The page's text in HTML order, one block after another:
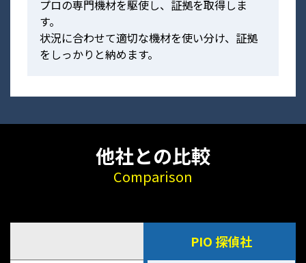
プロの専門機材を駆使し、証拠を取得しま
す。
状況に合わせて適切な機材を使い分け、証拠
をしっかりと納めます。
他社との比較
Comparison
PIO 探偵社